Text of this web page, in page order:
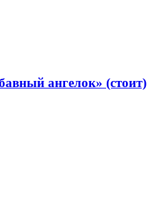
ангелок» (стоит)